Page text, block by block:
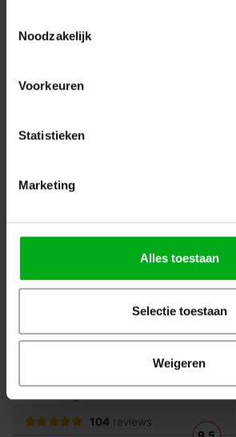
Noodzakelijk
Voorkeuren
Statistieken
Marketing
Alles toestaan
Selectie toestaan
Weigeren
Kleine Tocht 32
Volg ons op Instagram
Klantenservice
Kennisbank
Beoordelingen